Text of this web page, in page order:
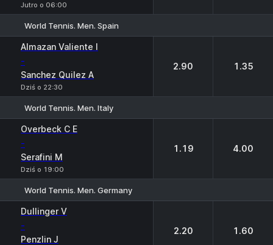
Jutro o 06:00
World Tennis. Men. Spain
Almazan Valiente I
-
Sanchez Quilez A
Dziś o 22:30
2.90 1.35
World Tennis. Men. Italy
Overbeck C E
-
Serafini M
Dziś o 19:00
1.19 4.00
World Tennis. Men. Germany
Dullinger V
-
Penzlin J
2.20 1.60